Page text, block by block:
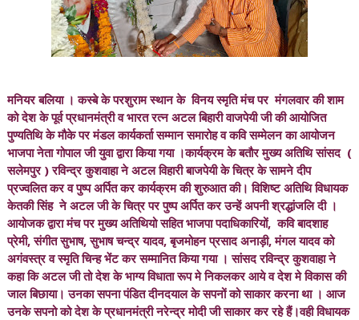
मनियर बलिया । कस्बे के परशुराम स्थान के विनय स्मृति मंच पर मंगलवार की शाम
को देश के पूर्व प्रधानमंत्री व भारत रत्न अटल बिहारी वाजपेयी जी की आयोजित
पुण्यतिथि के मौके पर मंडल कार्यकर्ता सम्मान समारोह व कवि सम्मेलन का आयोजन
भाजपा नेता गोपाल जी युवा द्वारा किया गया ।कार्यक्रम के बतौर मुख्य अतिथि सांसद (
सलेमपुर ) रविन्द्र कुशवाहा ने अटल विहारी बाजपेयी के चित्र के सामने दीप
प्रज्वलित कर व पुष्प अर्पित कर कार्यक्रम की शुरुआत की। विशिष्ट अतिथि विधायक
केतकी सिंह ने अटल जी के चित्र पर पुष्प अर्पित कर उन्हें अपनी श्रद्धांजलि दी ।
आयोजक द्वारा मंच पर मुख्य अतिथियो सहित भाजपा पदाधिकारियों, कवि बादशाह
प्रेमी, संगीत सुभाष, सुभाष चन्द्र यादव, बृजमोहन प्रसाद अनाड़ी, मंगल यादव को
अगंवस्त्र व स्मृति चिन्ह भेंट कर सम्मानित किया गया । सांसद रविन्द्र कुशवाहा ने
कहा कि अटल जी तो देश के भाग्य विधाता रूप मे निकलकर आये व देश मे विकास की
जाल बिछाया। उनका सपना पंडित दीनदयाल के सपनों को साकार करना था । आज
उनके सपनो को देश के प्रधानमंत्री नरेन्द्र मोदी जी साकार कर रहे हैं।वही विधायक